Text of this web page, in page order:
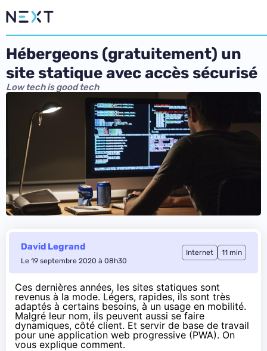
Hébergeons (gratuitement) un
site statique avec accès sécurisé
Low tech is good tech
David Legrand
Le 19 septembre 2020 à 08h30
Internet 11 min
Ces dernières années, les sites statiques sont
revenus à la mode. Légers, rapides, ils sont très
adaptés à certains besoins, à un usage en mobilité.
Malgré leur nom, ils peuvent aussi se faire
dynamiques, côté client. Et servir de base de travail
pour une application web progressive (PWA). On
vous explique comment.